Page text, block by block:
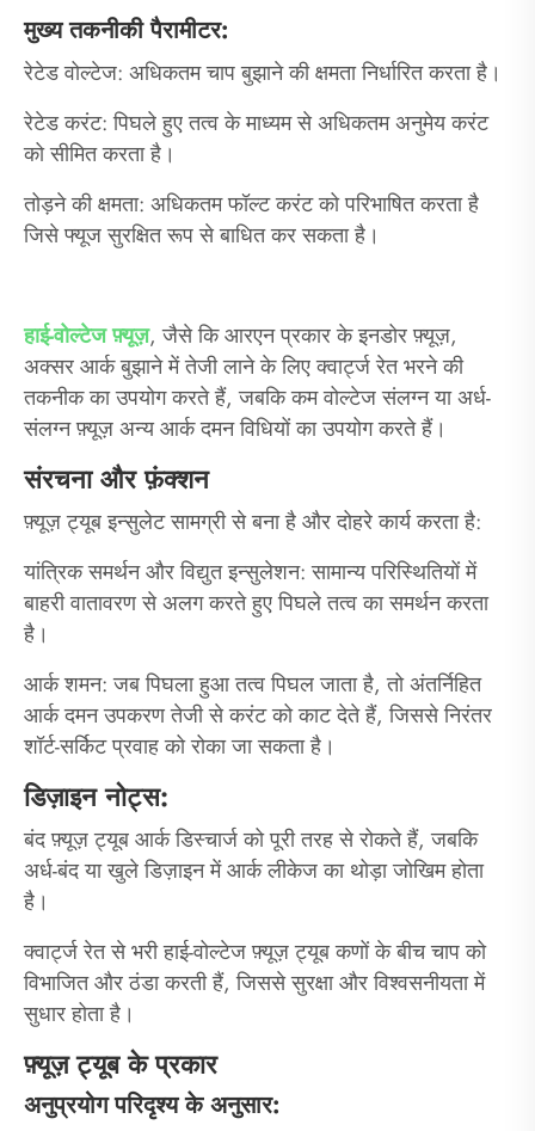
मुख्य तकनीकी पैरामीटर:
रेटेड वोल्टेज: अधिकतम चाप बुझाने की क्षमता निर्धारित करता है।
रेटेड करंट: पिघले हुए तत्व के माध्यम से अधिकतम अनुमेय करंट
को सीमित करता है।
तोड़ने की क्षमता: अधिकतम फॉल्ट करंट को परिभाषित करता है
जिसे फ्यूज सुरक्षित रूप से बाधित कर सकता है।
हाई-वोल्टेज फ़्यूज़, जैसे कि आरएन प्रकार के इनडोर फ़्यूज़,
अक्सर आर्क बुझाने में तेजी लाने के लिए क्वार्ट्ज रेत भरने की
तकनीक का उपयोग करते हैं, जबकि कम वोल्टेज संलग्न या अर्ध-
संलग्न फ़्यूज़ अन्य आर्क दमन विधियों का उपयोग करते हैं।
संरचना और फ़ंक्शन
फ़्यूज़ ट्यूब इन्सुलेट सामग्री से बना है और दोहरे कार्य करता है:
यांत्रिक समर्थन और विद्युत इन्सुलेशन: सामान्य परिस्थितियों में
बाहरी वातावरण से अलग करते हुए पिघले तत्व का समर्थन करता
है।
आर्क शमन: जब पिघला हुआ तत्व पिघल जाता है, तो अंतर्निहित
आर्क दमन उपकरण तेजी से करंट को काट देते हैं, जिससे निरंतर
शॉर्ट-सर्किट प्रवाह को रोका जा सकता है।
डिज़ाइन नोट्स:
बंद फ़्यूज़ ट्यूब आर्क डिस्चार्ज को पूरी तरह से रोकते हैं, जबकि
अर्ध-बंद या खुले डिज़ाइन में आर्क लीकेज का थोड़ा जोखिम होता
है।
क्वार्ट्ज रेत से भरी हाई-वोल्टेज फ़्यूज़ ट्यूब कणों के बीच चाप को
विभाजित और ठंडा करती हैं, जिससे सुरक्षा और विश्वसनीयता में
सुधार होता है।
फ़्यूज़ ट्यूब के प्रकार
अनुप्रयोग परिदृश्य के अनुसार: